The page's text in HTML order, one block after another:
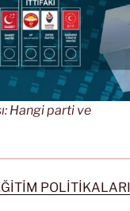
Hangi parti ve
POLİTİKALARI